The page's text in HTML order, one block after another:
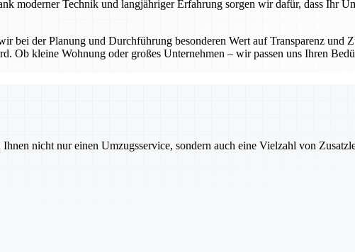
moderner Technik und langjähriger Erfahrung sorgen wir dafür, dass Ihr
bei der Planung und Durchführung besonderen Wert auf Transparenz und
Ob kleine Wohnung oder großes Unternehmen – wir passen uns Ihren
nicht nur einen Umzugsservice, sondern auch eine Vielzahl von